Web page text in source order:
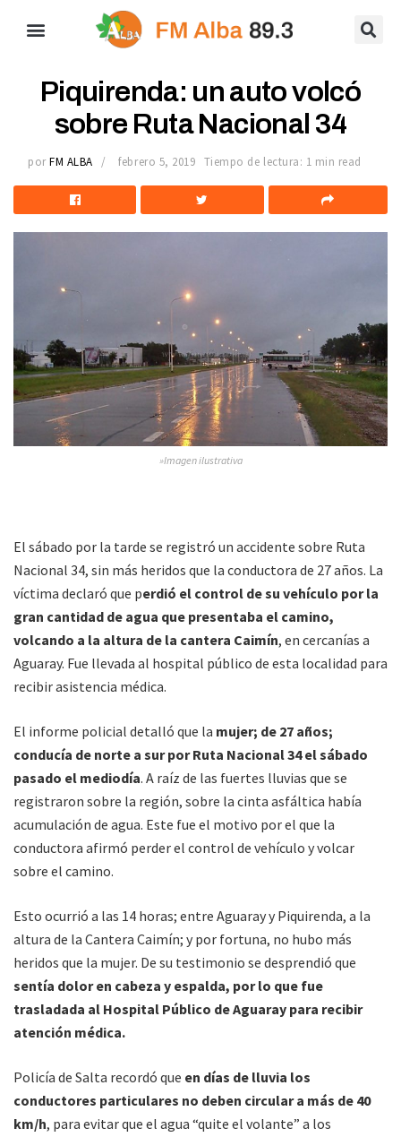
Piquirenda: un auto volcó
sobre Ruta Nacional 34
por FM ALBA febrero 5, 2019 Tiempo de lectura: 1 min read
»Imagen ilustrativa
El sábado por la tarde se registró un accidente sobre Ruta
Nacional 34, sin más heridos que la conductora de 27 años. La
víctima declaró que perdió el control de su vehículo por la
gran cantidad de agua que presentaba el camino,
volcando a la altura de la cantera Caimín, en cercanías a
Aguaray. Fue llevada al hospital público de esta localidad para
recibir asistencia médica.
El informe policial detalló que la mujer; de 27 años;
conducía de norte a sur por Ruta Nacional 34 el sábado
pasado el mediodía. A raíz de las fuertes lluvias que se
registraron sobre la región, sobre la cinta asfáltica había
acumulación de agua. Este fue el motivo por el que la
conductora afirmó perder el control de vehículo y volcar
sobre el camino.
Esto ocurrió a las 14 horas; entre Aguaray y Piquirenda, a la
altura de la Cantera Caimín; y por fortuna, no hubo más
heridos que la mujer. De su testimonio se desprendió que
sentía dolor en cabeza y espalda, por lo que fue
trasladada al Hospital Público de Aguaray para recibir
atención médica.
Policía de Salta recordó que en días de lluvia los
conductores particulares no deben circular a más de 40
km/h, para evitar que el agua “quite el volante” a los